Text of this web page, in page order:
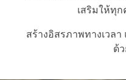
เสริมให้ทุก
สร้างอิสรภาพทางเวล
ด้